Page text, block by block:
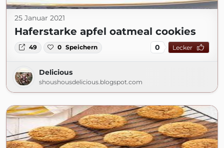
25 Januar 2021
Haferstarke apfel oatmeal cookies
49 0 Speichern 0 Lecker
Delicious
shoushousdelicious.blogspot.com